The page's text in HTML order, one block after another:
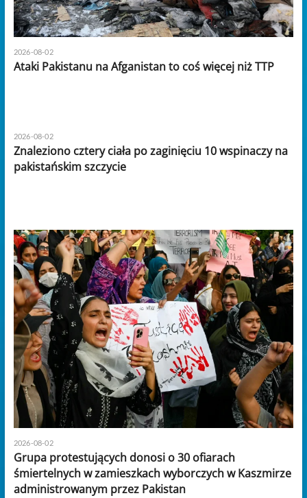
2026-08-02
Ataki Pakistanu na Afganistan to coś więcej niż TTP
2026-08-02
Znaleziono cztery ciała po zaginięciu 10 wspinaczy na
pakistańskim szczycie
2026-08-02
Grupa protestujących donosi o 30 ofiarach
śmiertelnych w zamieszkach wyborczych w Kaszmirze
administrowanym przez Pakistan